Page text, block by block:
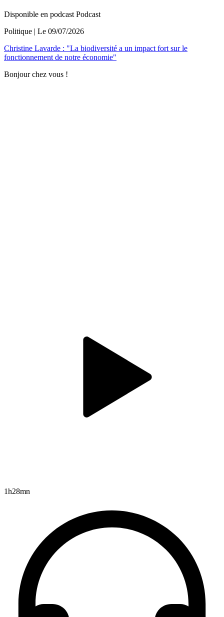
Disponible en podcast Podcast
Politique | Le 09/07/2026
Christine Lavarde : "La biodiversité a un impact fort sur le
fonctionnement de notre économie"
Bonjour chez vous !
1h28mn